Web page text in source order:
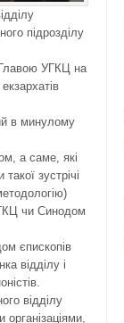
підрозділу
Главою УГКЦ на
в минулому
а саме, які
зустрічі
чи Синодом
єпископів
відділу і
відділу